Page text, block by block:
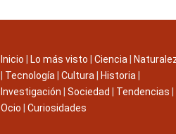
Inicio Lo más visto Ciencia
Tecnología Cultura Historia
Investigación
Sociedad Tendencias
Ocio
Curiosidades